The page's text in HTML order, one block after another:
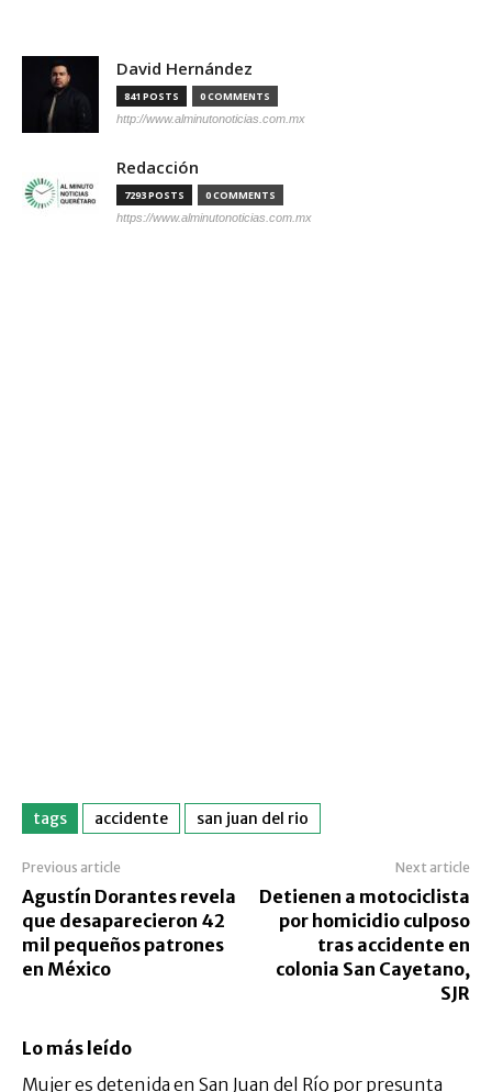
David Hernández
841 POSTS 0 COMMENTS
http://www.alminutonoticias.com.mx
Redacción
7293 POSTS 0 COMMENTS
https://www.alminutonoticias.com.mx
tags accidente san juan del rio
Previous article
Agustín Dorantes revela
que desaparecieron 42
mil pequeños patrones
en México
Next article
Detienen a motociclista
por homicidio culposo
tras accidente en
colonia San Cayetano,
SJR
Lo más leído
Mujer es detenida en San Juan del Río por presunta